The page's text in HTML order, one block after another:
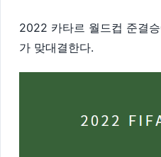
2022 카타르 월드컵 준결
가 맞대결한다.